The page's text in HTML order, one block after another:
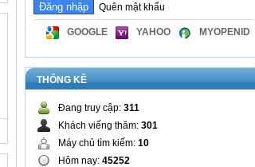
Quên mật khẩu
GOOGLE YAHOO MYOPENID
THỐNG KÊ
Đang truy cập: 311
Khách viếng thăm: 301
Máy chủ tìm kiếm: 10
Hôm nay: 45252